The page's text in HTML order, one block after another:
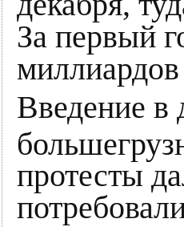
За первый
Введение в
протесты